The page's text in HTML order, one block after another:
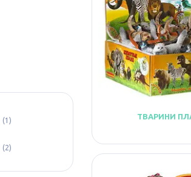
ТВАРИНИ
1
2